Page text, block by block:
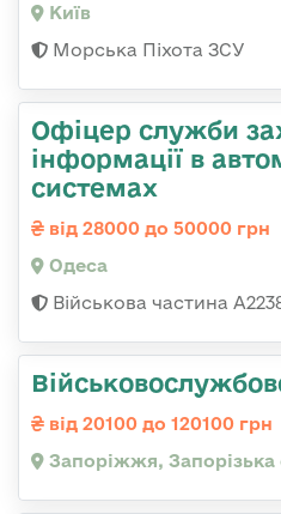
Київ
Морська Піхота ЗСУ
Офіцер служби
інформації в
системах
від 28000 до 50000 грн
Одеса
Військова частина
від 20100 до 120100 грн
Запоріжжя, Запорізька